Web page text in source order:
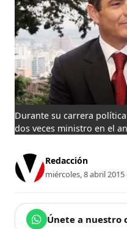
Durante su carrera
dos veces ministro en el
Redacción
miércoles, 8 abril 2015
Únete a nuestro